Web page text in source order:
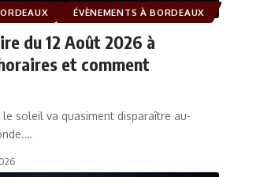
ÉVÈNEMENTS À BORDEAUX
du 12 Août 2026 à
et comment
le soleil va quasiment disparaître au-
…